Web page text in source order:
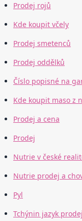
Prodej rojů
Kde koupit včely
Prodej smetenců
Prodej oddělků
Číslo popisné na
Kde koupit maso z
Prodej a cena
Prodej
Nutrie v české
Nutrie prodej a
Pyl
Tchýnin jazyk